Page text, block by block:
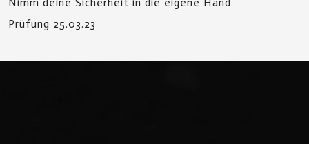
Nimm deine Sicherheit in die eigene Hand
Prüfung 25.03.23